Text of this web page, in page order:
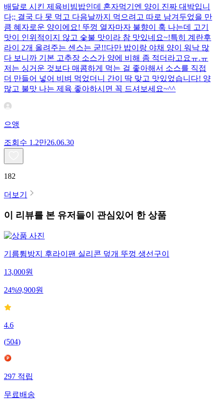
배달로 시킨 제육비빔밥인데 혼자먹기엔 양이 진짜 대박입니
다;; 결국 다 못 먹고 다음날까지 먹으려고 따로 남겨두었을 만
큼 혜자로운 양이에요! 뚜껑 열자마자 불향이 훅 나는데 고기
맛이 인위적이지 않고 숯불 맛이라 참 맛있네요~!특히 계란후
라이 2개 올려주는 센스는 굳!! ​다만 밥이랑 야채 양이 워낙 많
다 보니까 기본 고추장 소스가 양에 비해 좀 적더라고요ㅠ.ㅠ
저는 싱거운 것보다 매콤하게 먹는 걸 좋아해서 소스를 직접
더 만들어 넣어 비벼 먹었더니 간이 딱 맞고 맛있었습니다! 양
많고 불맛 나는 제육 좋아하시면 꼭 드셔보세요~^^
으앵
조회수 1.2만26.06.30
182
더보기
이 리뷰를 본 유저들이 관심있어 한 상품
기름튐방지 후라이팬 실리콘 덮개 뚜껑 생선구이
13,000원
24%9,900원
4.6
(504)
297 적립
무료배송